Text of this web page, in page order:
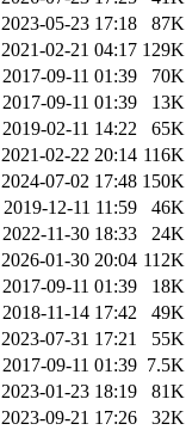
2023-05-23 17:18
87K
2021-02-21 04:17 129K
2017-09-11 01:39
70K
2017-09-11 01:39
13K
2019-02-11 14:22
65K
2021-02-22 20:14 116K
2024-07-02 17:48 150K
2019-12-11 11:59
46K
2022-11-30 18:33
24K
2026-01-30 20:04 112K
2017-09-11 01:39
18K
2018-11-14 17:42
49K
2023-07-31 17:21
55K
2017-09-11 01:39 7.5K
2023-01-23 18:19
81K
2023-09-21 17:26
32K